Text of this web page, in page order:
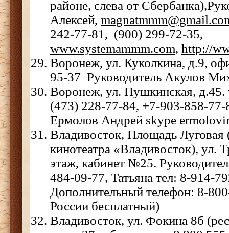
районе, слева от
Алексей,
242-77-81, (900) 299-72-35,
www.systemammm.com, http://
Воронеж, ул. Куколкина, д.9,
95-37 Руководитель Акулов
Воронеж, ул. Пушкинская, д.45.
(473) 228-77-84, +7-903-858-77-
Ермолов Андрей skype
Владивосток, Площадь Луговая
кинотеатра «Владивосток), ул.
этаж, кабинет №25.
484-09-77, Татьяна тел: 8-914-
Дополнительный телефон: 8-
России бесплатный)
Владивосток, ул. Фокина 8б